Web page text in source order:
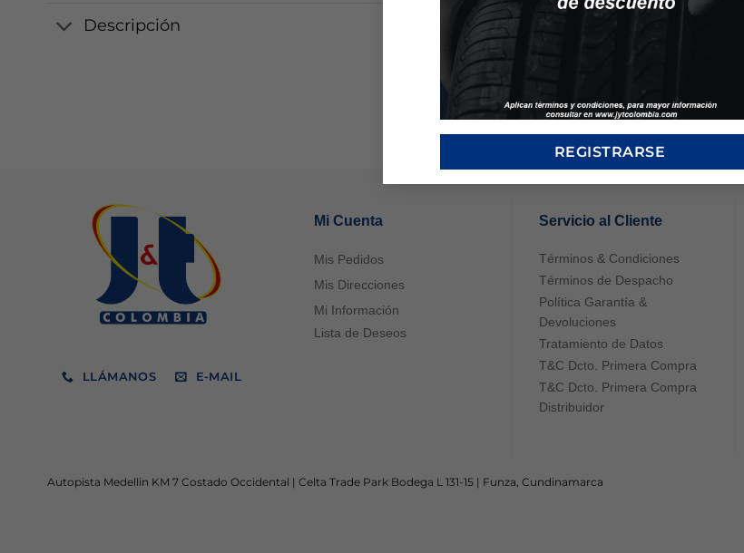
REGISTRARSE
Descripción
Categoría: DIAMOND
LLÁMANOS E-MAIL
Mi Cuenta
Mis Pedidos
Mis Direcciones
Mi Información
Lista de Deseos
Servicio al Cliente
Términos & Condiciones
Términos de Despacho
Política Garantía &
Devoluciones
Tratamiento de Datos
T&C Dcto. Primera Compra
T&C Dcto. Primera Compra
Distribuidor
Autopista Medellin KM 7 Costado Occidental | Celta Trade Park Bodega L 131-15 | Funza, Cundinamarca